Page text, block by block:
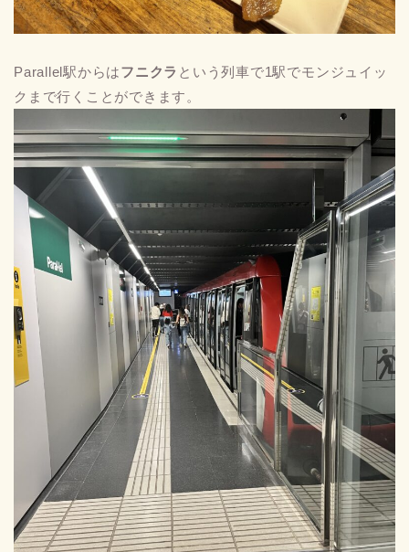
Parallel駅からはフニクラ という列車で1駅でモンジュイッ
クまで行くことができます。